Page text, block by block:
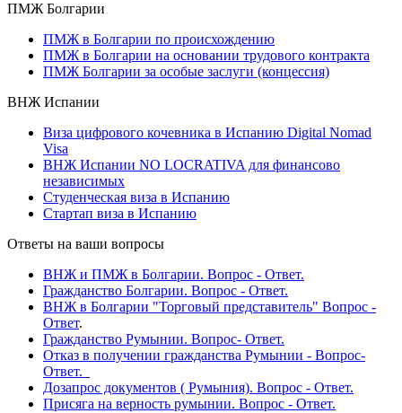
ПМЖ Болгарии
ПМЖ в Болгарии по происхождению
ПМЖ в Болгарии на основании трудового контракта
ПМЖ Болгарии за особые заслуги (концессия)
ВНЖ Испании
Виза цифрового кочевника в Испанию Digital Nomad
Visa
ВНЖ Испании NO LOCRATIVA для финансово
независимых
Студенческая виза в Испанию
Стартап виза в Испанию
Ответы на ваши вопросы
ВНЖ и ПМЖ в Болгарии. Вопрос - Ответ.
Гражданство Болгарии. Вопрос - Ответ.
ВНЖ в Болгарии "Торговый представитель" Вопрос -
Ответ.
Гражданство Румынии. Вопрос- Ответ.
Отказ в получении гражданства Румынии - Вопрос-
Ответ.
Дозапрос документов ( Румыния). Вопрос - Ответ.
Присяга на верность румынии. Вопрос - Ответ.